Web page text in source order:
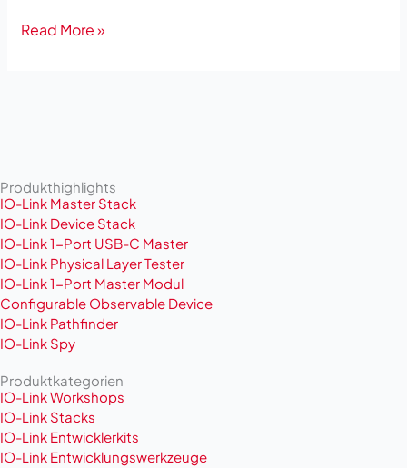
Read More »
Produkthighlights
IO-Link Master Stack
IO-Link Device Stack
IO-Link 1-Port USB-C Master
IO-Link Physical Layer Tester
IO-Link 1-Port Master Modul
Configurable Observable Device
IO-Link Pathfinder
IO-Link Spy
Produktkategorien
IO-Link Workshops
IO-Link Stacks
IO-Link Entwicklerkits
IO-Link Entwicklungswerkzeuge